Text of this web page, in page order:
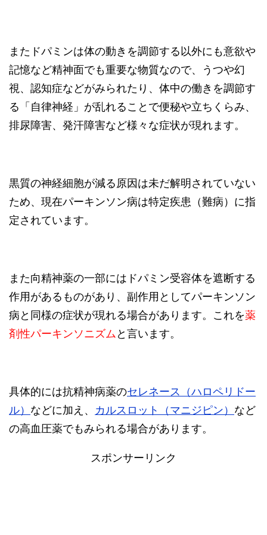
またドパミンは体の動きを調節する以外にも意欲や
記憶など精神面でも重要な物質なので、うつや幻
視、認知症などがみられたり、体中の働きを調節す
る「自律神経」が乱れることで便秘や立ちくらみ、
排尿障害、発汗障害など様々な症状が現れます。
黒質の神経細胞が減る原因は未だ解明されていない
ため、現在パーキンソン病は特定疾患（難病）に指
定されています。
また向精神薬の一部にはドパミン受容体を遮断する
作用があるものがあり、副作用としてパーキンソン
病と同様の症状が現れる場合があります。これを薬
剤性パーキンソニズム と言います。
具体的には抗精神病薬のセレネース（ハロペリドー
ル） などに加え、 カルスロット（マニジピン） など
の高血圧薬でもみられる場合があります。
スポンサーリンク